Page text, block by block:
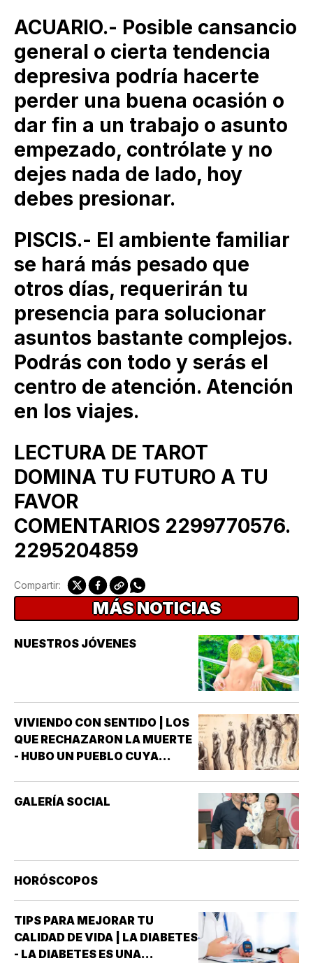
ACUARIO.- Posible cansancio
general o cierta tendencia
depresiva podría hacerte
perder una buena ocasión o
dar fin a un trabajo o asunto
empezado, contrólate y no
dejes nada de lado, hoy
debes presionar.
PISCIS.- El ambiente familiar
se hará más pesado que
otros días, requerirán tu
presencia para solucionar
asuntos bastante complejos.
Podrás con todo y serás el
centro de atención. Atención
en los viajes.
LECTURA DE TAROT
DOMINA TU FUTURO A TU
FAVOR
COMENTARIOS 2299770576.
2295204859
Compartir:
MÁS NOTICIAS
NUESTROS JÓVENES
VIVIENDO CON SENTIDO | LOS
QUE RECHAZARON LA MUERTE
- HUBO UN PUEBLO CUYA
VENCER A LA MUERTE,
UN CUERPO *CREÍAN QUE EL
GALERÍA SOCIAL
HORÓSCOPOS
TIPS PARA MEJORAR TU
CALIDAD DE VIDA | LA DIABETES
- LA DIABETES ES UNA